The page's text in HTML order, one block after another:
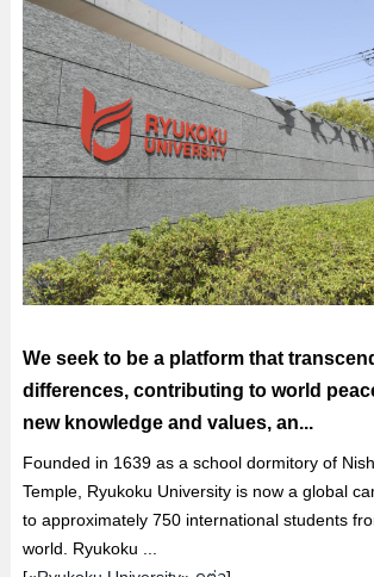
We seek to be a platform that
differences, contributing to world
new knowledge and values, an...
Founded in 1639 as a school dormitory of
Temple, Ryukoku University is now a global
to approximately 750 international students
world. Ryukoku ...